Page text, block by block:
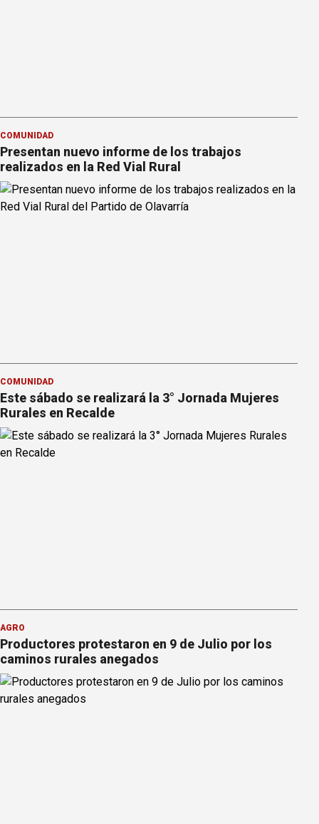
COMUNIDAD
Presentan nuevo informe de los trabajos
realizados en la Red Vial Rural
COMUNIDAD
Este sábado se realizará la 3° Jornada Mujeres
Rurales en Recalde
AGRO
Productores protestaron en 9 de Julio por los
caminos rurales anegados